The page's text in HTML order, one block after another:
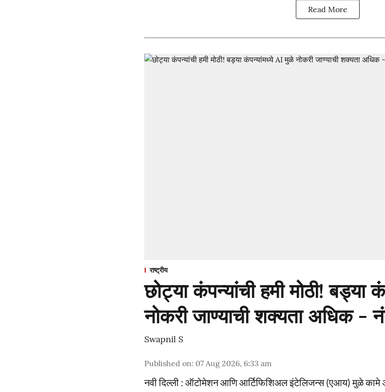
Read More
राष्ट्रीय
छोट्या कंपन्यांची हमी मोठी! बड्या
नोकरी जाण्याची शक्यता अधिक -
Swapnil S
Published on: 07 Aug 2026, 6:33 am
नवी दिल्ली : ऑटोमेशन आणि आर्टिफिशिअल इंटेलिजन्स (एआय) मुळे कामे